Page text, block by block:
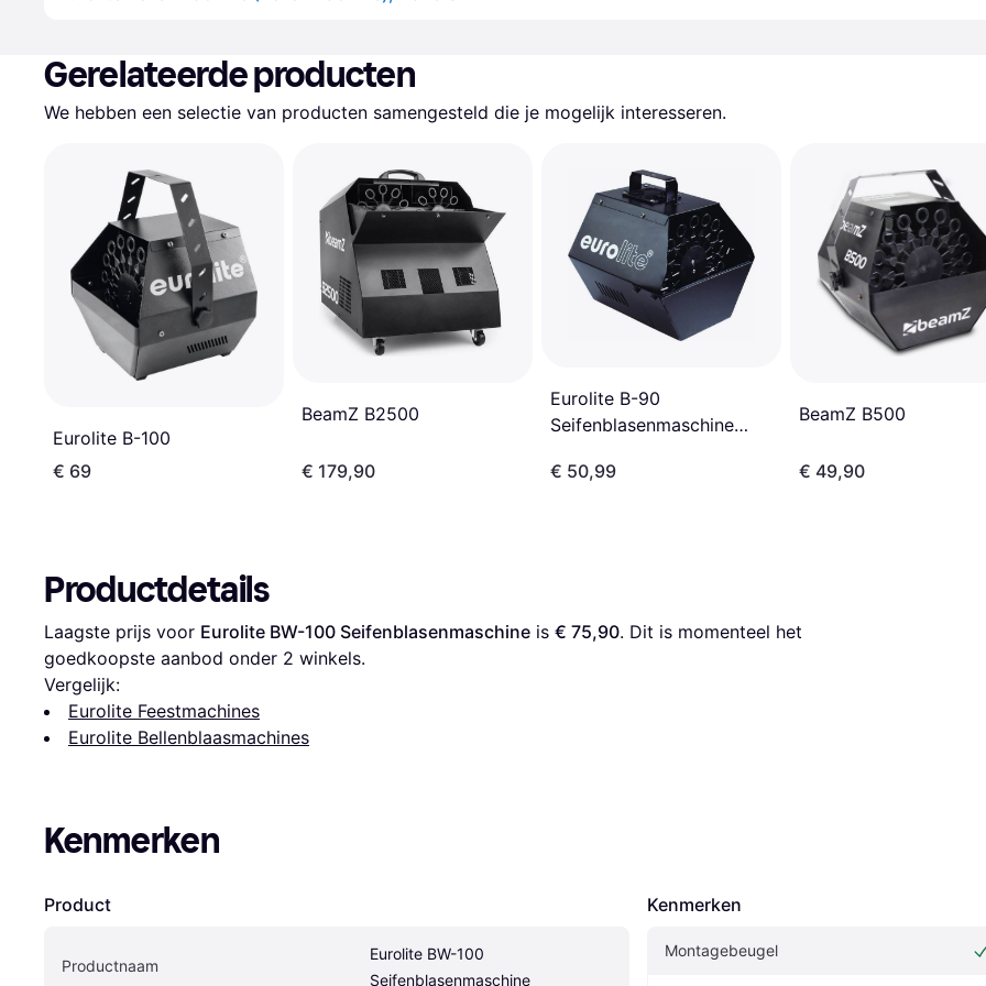
Gerelateerde producten
We hebben een selectie van producten samengesteld die je mogelijk interesseren.
Eurolite B-100
€ 69
BeamZ B2500
€ 179,90
Eurolite B-90
Seifenblasenmaschine
€ 50,99
BeamZ B500
€ 49,90
Productdetails
Laagste prijs voor Eurolite BW-100 Seifenblasenmaschine is € 75,90. Dit is momenteel het
goedkoopste aanbod onder 2 winkels.
Vergelijk:
Eurolite Feestmachines
Eurolite Bellenblaasmachines
Kenmerken
Product
Productnaam
Eurolite BW-100
Seifenblasenmaschine
Kenmerken
Montagebeugel